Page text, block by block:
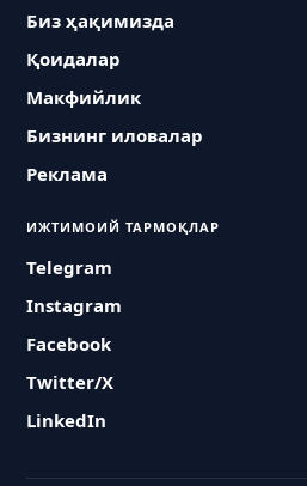
Биз ҳақимизда
Қоидалар
Макфийлик
Бизнинг иловалар
Реклама
ИЖТИМОИЙ ТАРМОҚЛАР
Telegram
Instagram
Facebook
Twitter/X
LinkedIn